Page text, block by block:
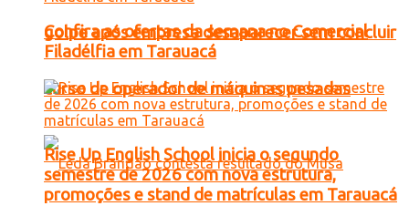
golpe após empresa desaparecer sem concluir
curso de operador de máquinas pesadas
Confira as ofertas da semana no Comercial
Filadélfia em Tarauacá
Rise Up English School inicia o segundo
semestre de 2026 com nova estrutura,
promoções e stand de matrículas em Tarauacá